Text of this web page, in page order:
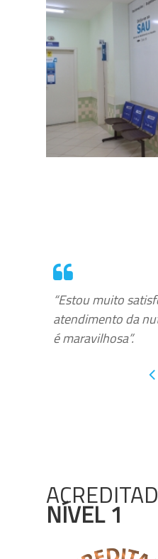
“Estou muito
atendimento da
é maravilhosa”.
NÍVEL 1